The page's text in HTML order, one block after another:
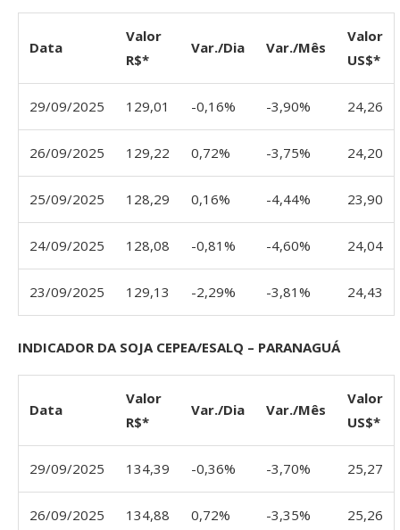
Data
Valor
R$*
Var./Dia Var./Mês
Valor
US$*
29/09/2025 129,01 -0,16% -3,90% 24,26
26/09/2025 129,22 0,72% -3,75% 24,20
25/09/2025 128,29 0,16% -4,44% 23,90
24/09/2025 128,08 -0,81% -4,60% 24,04
23/09/2025 129,13 -2,29% -3,81% 24,43
INDICADOR DA SOJA CEPEA/ESALQ – PARANAGUÁ
Data
Valor
R$*
Var./Dia Var./Mês
Valor
US$*
29/09/2025 134,39 -0,36% -3,70% 25,27
26/09/2025 134,88 0,72% -3,35% 25,26